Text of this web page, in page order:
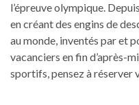
l’épreuve olympique.
en créant des engins de
au monde, inventés par et
vacanciers en fin d’après-
sportifs, pensez à réserver